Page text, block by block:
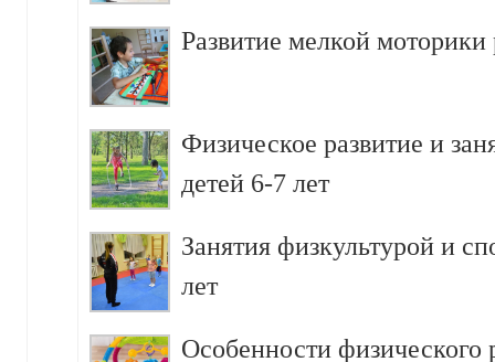
Развитие мелкой моторики
Физическое развитие и
детей 6-7 лет
Занятия физкультурой и
лет
Особенности физического